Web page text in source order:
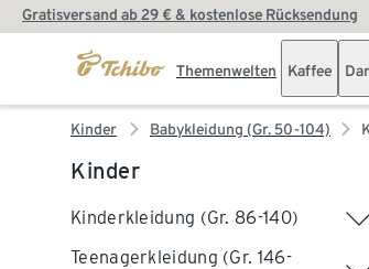
Gratisversand ab 29 € & kostenlose Rücksendung
Themenwelten Kaffee
Kinder Babykleidung (Gr. 50-104)
Kinder
Kinderkleidung (Gr. 86-140)
Teenagerkleidung (Gr. 146-